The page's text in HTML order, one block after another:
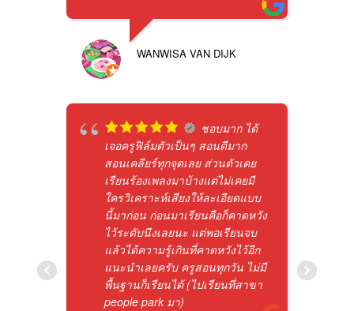
WANWISA VAN DIJK
ชอบมาก ได้
เจอครูฟิล์มตัวเป็นๆ สอนดีมาก
สอนเคลียร์ทุกจุดเลย ส่วนตัวเคย
เรียนร้องเพลงมาบ้างแต่ไม่เคยมี
ใครวิเคราะห์เสียงให้ละเอียดแบบ
นี้มาก่อน ก่อนมาเรียนคือก็คาดหวัง
ไว้ระดับนึงเลยนะ แต่พอเรียนจบ
แล้วได้ความรู้เกินที่คาดหวังไว้อีก
แนะนำเลยครับ ครูสอนทุกวัน ไม่มี
พื้นฐานก็เรียนได้ (ไปเรียนที่สาขา
people park มา)